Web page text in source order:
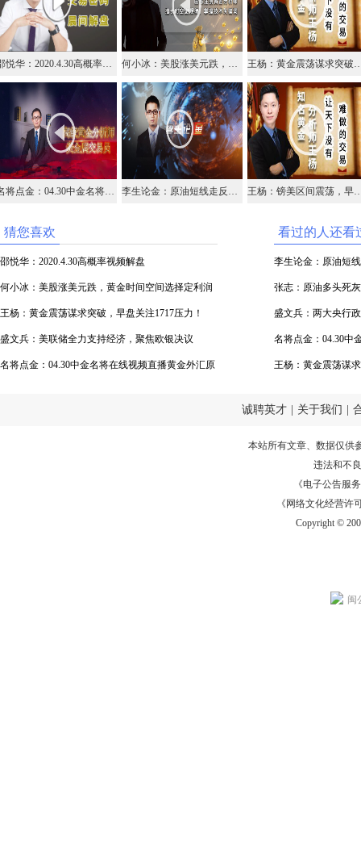
邵悦华：2020.4.30高概率视频解盘 何小冰：美股涨美元跌，黄金时间空间选择定利润 王杨：黄金震荡谋求突破
名将点金：04.30中金名将在线视频直播黄金外汇原油 李生论金：原油短线走反弹，黄金反弹压力1720 王杨：镑美区间震荡，早
猜您喜欢
邵悦华：2020.4.30高概率视频解盘
何小冰：美股涨美元跌，黄金时间空间选择定利润
王杨：黄金震荡谋求突破，早盘关注1717压力！
盛文兵：美联储全力支持经济，聚焦欧银决议
名将点金：04.30中金名将在线视频直播黄金外汇原
看过的人还看
李生论金：原油短
张志：原油多头死
盛文兵：两大央行
场
名将点金：04.30中
油
王杨：黄金震荡谋
诚聘英才 关于我们
本站所有文章、数据仅供
违法和不
《电子公告服务
《网络文化经营许
Copyright ©
闽